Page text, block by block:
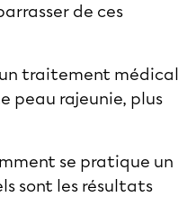
de ces
traitement médical
peau rajeunie, plus
se pratique un
sont les résultats